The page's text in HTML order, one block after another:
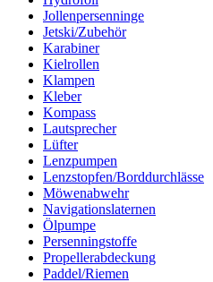
Jollenpersenninge
Jetski/Zubehör
Karabiner
Kielrollen
Klampen
Kleber
Kompass
Lautsprecher
Lüfter
Lenzpumpen
Lenzstopfen/Borddurchlässe
Möwenabwehr
Navigationslaternen
Ölpumpe
Persenningstoffe
Propellerabdeckung
Paddel/Riemen